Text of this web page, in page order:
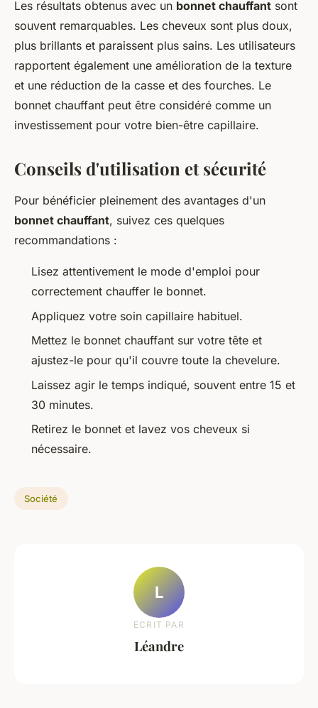
Les résultats obtenus avec un bonnet chauffant sont
souvent remarquables. Les cheveux sont plus doux,
plus brillants et paraissent plus sains. Les utilisateurs
rapportent également une amélioration de la texture
et une réduction de la casse et des fourches. Le
bonnet chauffant peut être considéré comme un
investissement pour votre bien-être capillaire.
Conseils d'utilisation et sécurité
Pour bénéficier pleinement des avantages d'un
bonnet chauffant, suivez ces quelques
recommandations :
Lisez attentivement le mode d'emploi pour
correctement chauffer le bonnet.
Appliquez votre soin capillaire habituel.
Mettez le bonnet chauffant sur votre tête et
ajustez-le pour qu'il couvre toute la chevelure.
Laissez agir le temps indiqué, souvent entre 15 et
30 minutes.
Retirez le bonnet et lavez vos cheveux si
nécessaire.
Société
L
ECRIT PAR
Léandre